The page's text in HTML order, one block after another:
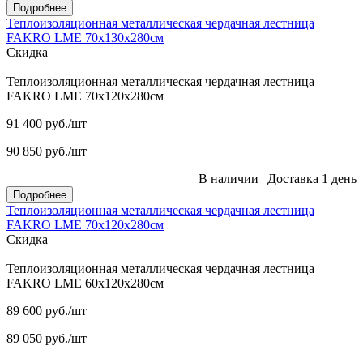
Подробнее
Теплоизоляционная металлическая чердачная лестница
FAKRO LME 70х130х280см
Скидка
Теплоизоляционная металлическая чердачная лестница
FAKRO LME 70х120х280см
91 400 руб./шт
90 850 руб./шт
В наличии | Доставка 1 день
Подробнее
Теплоизоляционная металлическая чердачная лестница
FAKRO LME 70х120х280см
Скидка
Теплоизоляционная металлическая чердачная лестница
FAKRO LME 60х120х280см
89 600 руб./шт
89 050 руб./шт